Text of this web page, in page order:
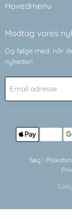
Facebook
Hovedmenu
Modtag vores
Og følge med, når
nyheder!
Email adresse
Søg i